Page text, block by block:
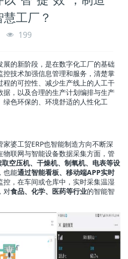
工厂？
199
的新阶段，是在数字化工厂的基础
技术加强信息管理和服务，清楚掌
的可控性、减少生产线上的人工干
，以及合理的生产计划编排与生产
色环保的、环境舒适的人性化工
婆工贸ERP也智能制造方向不断深
联网与智能设备数据采集方面，管
取空压机、干燥机、制氧机、电表等设
，也能通过智能看板、移动端APP实时
控，在车间或仓库中，实时采集温湿
对食品、化学、医药等行业的智能智